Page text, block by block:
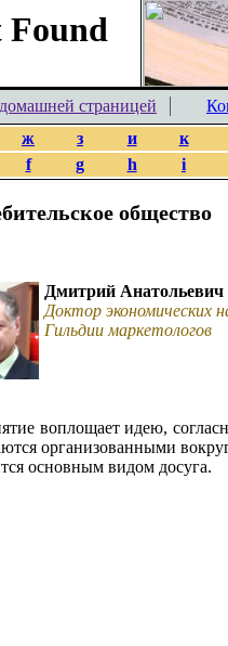
страницей
ж з и к
f g h i
общество
Дмитрий
Доктор экономических
Гильдии маркетологов
воплощает идею,
организованными
основным видом досуга.